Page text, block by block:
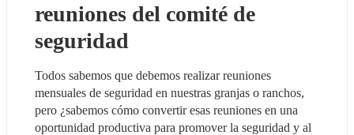
reuniones del comité de
seguridad
Todos sabemos que debemos realizar reuniones
mensuales de seguridad en nuestras granjas o ranchos,
pero ¿sabemos cómo convertir esas reuniones en una
oportunidad productiva para promover la seguridad y al